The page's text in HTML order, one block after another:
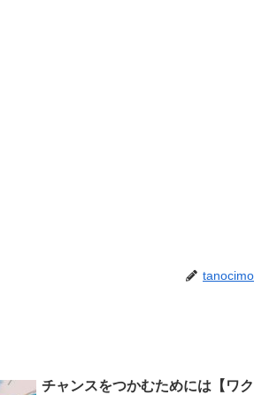
tanocimo
チャンスをつかむためには【ワク